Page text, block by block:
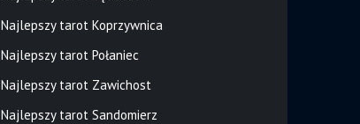
Najlepszy tarot Koprzywnica
Najlepszy tarot Połaniec
Najlepszy tarot Zawichost
Najlepszy tarot Sandomierz